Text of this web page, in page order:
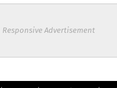
Responsive Advertisement